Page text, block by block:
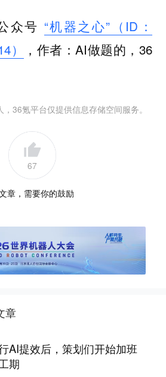
众号 “机器之心”（ID：
）
，作者：AI做题的，36
36氪平台仅提供信息存储空间服务。
67
章，需要你的鼓励
章
AI提效后，策划们开始加班
期